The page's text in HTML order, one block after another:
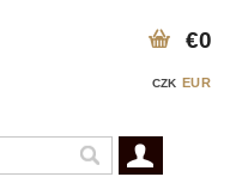
CZK EUR
€0